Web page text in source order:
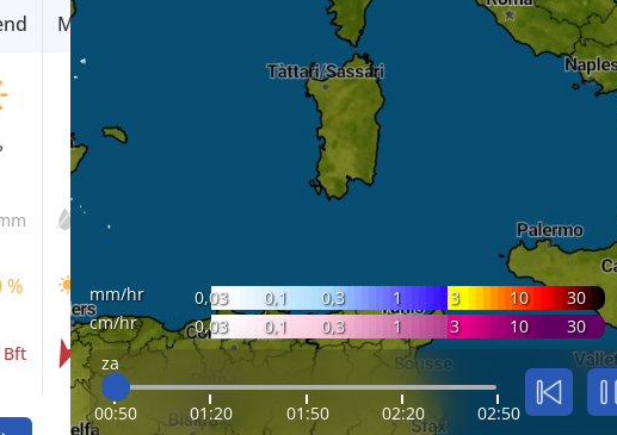
%
Bft
Middag
32°
0 mm
90 %
3Bft
90 %
2Bft
mm/hr 0,03 0,1 0,3 1 3 10
30
cm/hr
0,03 0,1 0,3 1 3 10
30
za
00:50 01:20 01:50 02:20 02:50